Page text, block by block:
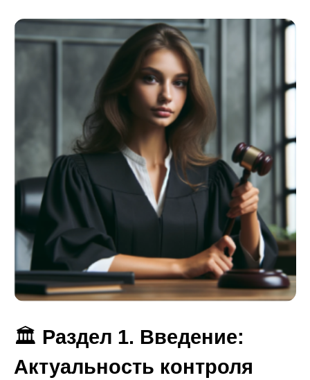
🏛️ Раздел 1. Введение:
Актуальность контроля